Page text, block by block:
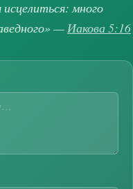
много
—Иакова 5:16